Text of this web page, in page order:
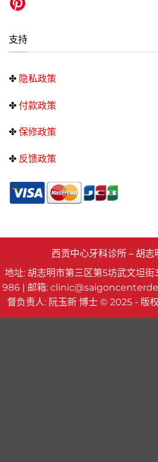
支持
✤ 隐私政策
✤ 付款政策
✤ 保修政策
✤ 反馈政策
西贡中心牙科诊所 – 胡志
地址: 胡志明市第三区第5坊武文坦
986 | 邮箱:
督负责人: 阮玉新 博士 © 2025 - 版